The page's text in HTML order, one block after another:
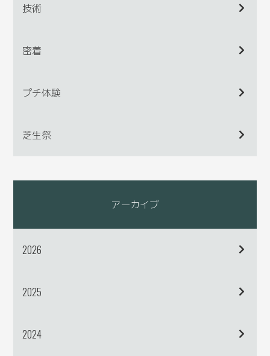
技術
密着
プチ体験
芝生祭
アーカイブ
2026
2025
2024